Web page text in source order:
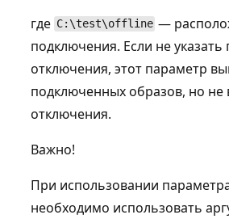
где C:\test\offline —
подключения. Если не
отключения, этот параметр
подключенных образов, но не
отключения.
Важно!
При использовании
необходимо использовать